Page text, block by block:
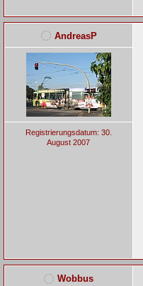
AndreasP
Registrierungsdatum: 30.
August 2007
Wobbus